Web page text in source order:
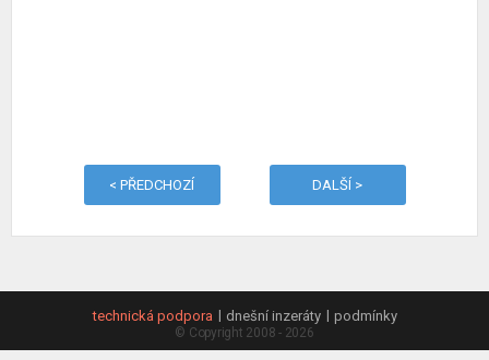
< PŘEDCHOZÍ DALŠÍ >
technická podpora dnešní inzeráty podmínky
© Copyright 2008 - 2026